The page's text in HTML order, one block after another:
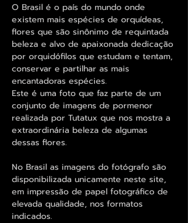
O Brasil é o país do mundo onde
existem mais espécies de orquídeas,
flores que são sinônimo de requintada
beleza e alvo de apaixonada dedicação
por orquidófilos que estudam e tentam,
conservar e partilhar as mais
encantadoras espécies.
Este é uma foto que faz parte de um
conjunto de imagens de pormenor
realizada por Tutatux que nos mostra a
extraordinária beleza de algumas
dessas flores.
No Brasil as imagens do fotógrafo são
disponibilizada unicamente neste site,
em impressão de papel fotográfico de
elevada qualidade, nos formatos
indicados.